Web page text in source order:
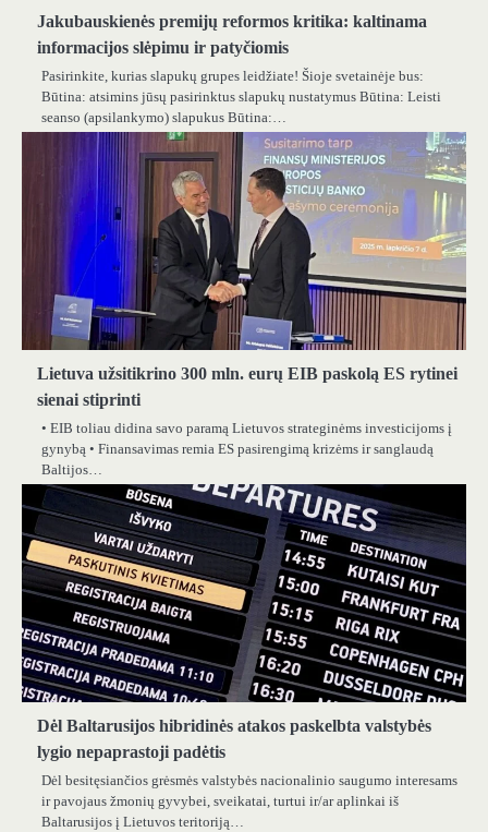
Jakubauskienės premijų reformos kritika: kaltinama
informacijos slėpimu ir patyčiomis
Pasirinkite, kurias slapukų grupes leidžiate! Šioje svetainėje bus:
Būtina: atsimins jūsų pasirinktus slapukų nustatymus Būtina: Leisti
seanso (apsilankymo) slapukus Būtina:…
Lietuva užsitikrino 300 mln. eurų EIB paskolą ES rytinei
sienai stiprinti
• EIB toliau didina savo paramą Lietuvos strateginėms investicijoms į
gynybą • Finansavimas remia ES pasirengimą krizėms ir sanglaudą
Baltijos…
Dėl Baltarusijos hibridinės atakos paskelbta valstybės
lygio nepaprastoji padėtis
Dėl besitęsiančios grėsmės valstybės nacionalinio saugumo interesams
ir pavojaus žmonių gyvybei, sveikatai, turtui ir/ar aplinkai iš
Baltarusijos į Lietuvos teritoriją…